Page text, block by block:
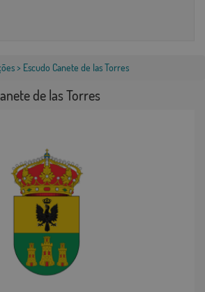
> Escudo Canete de las Torres
de las Torres